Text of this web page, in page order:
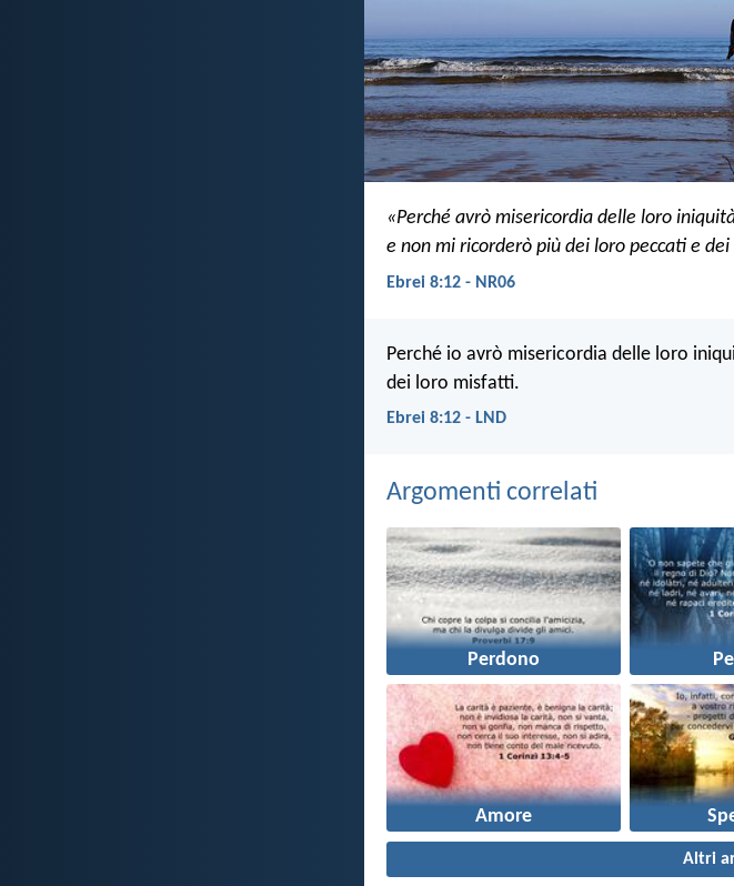
«Perché avrò misericordia delle loro
e non mi ricorderò più dei loro peccati e
Ebrei 8:12 - NR06
Perché io avrò misericordia delle loro
dei loro misfatti.
Ebrei 8:12 - LND
Argomenti correlati
Perdono
Amore
Altri